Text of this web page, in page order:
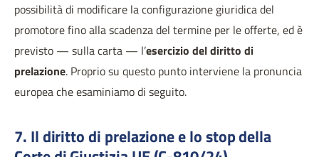
possibilità di modificare la configurazione giuridica del
promotore fino alla scadenza del termine per le offerte, ed è
previsto — sulla carta — l’esercizio del diritto di
prelazione. Proprio su questo punto interviene la pronuncia
europea che esaminiamo di seguito.
7. Il diritto di prelazione e lo stop della